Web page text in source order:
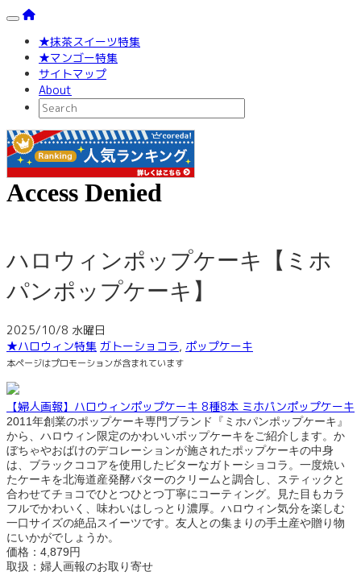
Toggle navigation
★抹茶スイーツ特集
★マンゴー特集
サイトマップ
About
ハロウィンポップケーキ【ミホ
パンポップケーキ】
2025/10/8 水曜日
★ハロウィン特集 ガトーショコラ , ポップケーキ
本ページはプロモーションが含まれています
【婦人画報】ハロウィンポップケーキ 8種8本 ミホパンポップケーキ
2011年創業のポップケーキ専門ブランド『ミホパンポップケーキ』
から、ハロウィン限定のかわいいポップケーキをご紹介します。か
ぼちゃやおばけのデコレーションが施されたポップケーキの中身
は、ブラックココアを使用したビターなガトーショコラ。一度焼い
たケーキを北海道産発酵バターのクリームと調合し、スティックと
合わせてチョコでひとつひとつ丁寧にコーティング。見た目もカラ
フルでかわいく、味わいはしっとり濃厚。ハロウィン気分を楽しむ
一口サイズの絶品スイーツです。友人との集まりの手土産や贈り物
にいかがでしょうか。
価格：4,879円
取扱：婦人画報のお取り寄せ